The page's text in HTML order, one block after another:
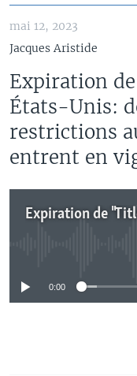
mai 12, 2023
Jacques Aristide
Expiration
États-Unis:
restrictions
entrent en
0:00